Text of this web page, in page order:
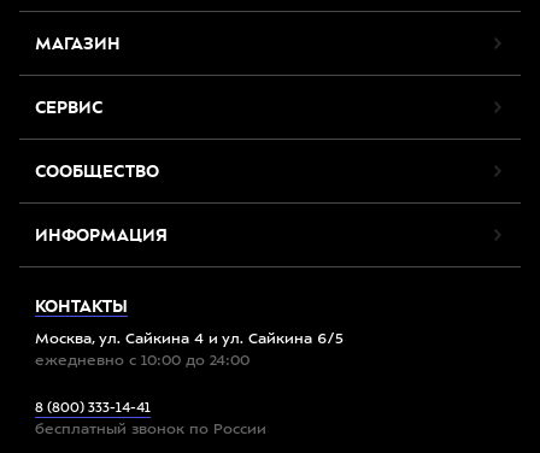
МАГАЗИН
СЕРВИС
СООБЩЕСТВО
ИНФОРМАЦИЯ
КОНТАКТЫ
Москва, ул. Сайкина 4 и ул. Сайкина 6/5
ежедневно с 10:00 до 24:00
8 (800) 333-14-41
бесплатный звонок по России